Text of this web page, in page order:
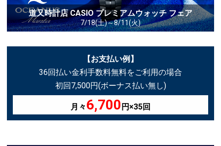
道又時計店 CASIO プレミアムウォッチ フェア
7/18(土)～8/11(火)
【お支払い例】
36回払い金利手数料無料をご利用の場合
初回7,500円(ボーナス払い無し)
月々6,700 円×35回